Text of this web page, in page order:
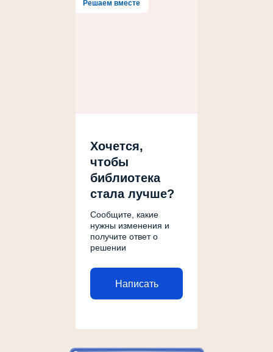
Решаем вместе
Хочется,
чтобы
библиотека
стала лучше?
Сообщите, какие
нужны изменения и
получите ответ о
решении
Написать